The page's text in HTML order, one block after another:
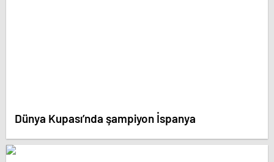
Dünya Kupası’nda şampiyon İspanya